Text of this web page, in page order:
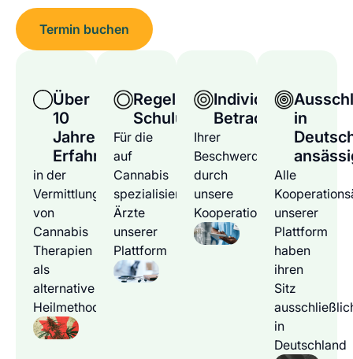
Termin buchen
Über
10
Jahre
Erfahrung
in der
Vermittlung
von
Cannabis
Therapien
als
alternative
Heilmethode
Regelmäßige
Schulungen
Für die
auf
Cannabis
spezialisierten
Ärzte
unserer
Plattform
Individuelle
Betrachtung
Ihrer
Beschwerden
durch
unsere
Kooperationsärzte
in
Alle
unserer
Plattform
haben
ihren
Sitz
in
Deutschland